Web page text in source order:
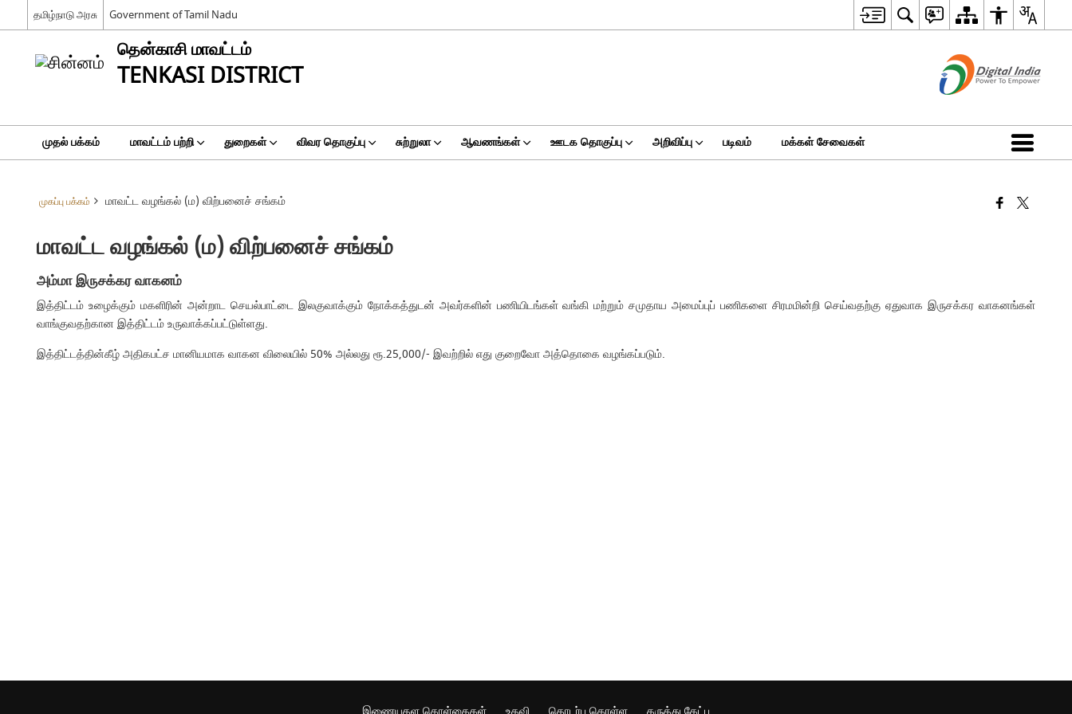
தமிழ்நாடு அரசு Government of Tamil Nadu
தென்காசி மாவட்டம்
TENKASI DISTRICT
முதல் பக்கம் மாவட்டம் பற்றி துறைகள் விவர தொகுப்பு சுற்றுலா ஆவணங்கள் ஊடக தொகுப்பு அறிவிப்பு படிவம் மக்கள் சேவைகள்
முகப்பு பக்கம் மாவட்ட வழங்கல் (ம) விற்பனைச் சங்கம்
மாவட்ட வழங்கல் (ம) விற்பனைச் சங்கம்
அம்மா இருசக்கர வாகனம்
இத்திட்டம் உழைக்கும் மகளிரின் அன்றாட செயல்பாட்டை இலகுவாக்கும் நோக்கத்துடன் அவர்களின் பணியிடங்கள் வங்கி மற்றும் சமுதாய அமைப்புப் பணிகளை சிரமமின்றி செய்வதற்கு ஏதுவாக இருசக்கர வாகனங்கள்
வாங்குவதற்கான இத்திட்டம் உருவாக்கப்பட்டுள்ளது.
இத்திட்டத்தின்கீழ் அதிகபட்ச மானியமாக வாகன விலையில் 50% அல்லது ரூ.25,000/- இவற்றில் எது குறைவோ அத்தொகை வழங்கப்படும்.